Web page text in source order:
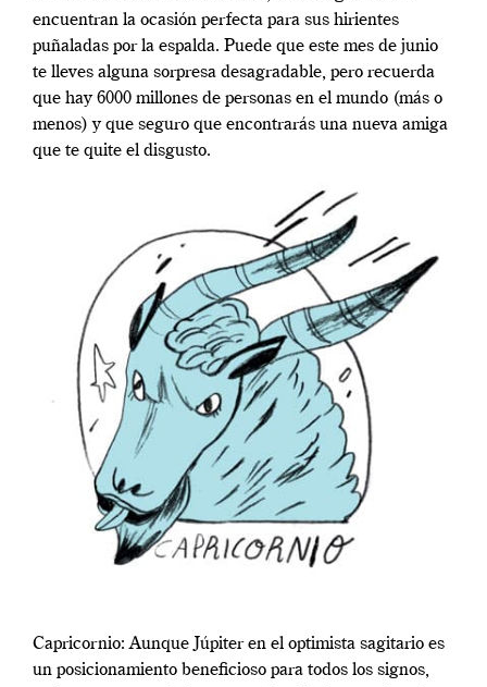
encuentran la ocasión perfecta para sus hirientes
puñaladas por la espalda. Puede que este mes de junio
te lleves alguna sorpresa desagradable, pero recuerda
que hay 6000 millones de personas en el mundo (más o
menos) y que seguro que encontrarás una nueva amiga
que te quite el disgusto.
Capricornio: Aunque Júpiter en el optimista sagitario es
un posicionamiento beneficioso para todos los signos,